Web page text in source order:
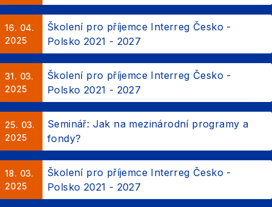
16. 04.
2025
Školení pro příjemce Interreg Česko -
Polsko 2021 - 2027
31. 03.
2025
Školení pro příjemce Interreg Česko -
Polsko 2021 - 2027
25. 03.
2025
Seminář: Jak na mezinárodní programy a
fondy?
18. 03.
2025
Školení pro příjemce Interreg Česko -
Polsko 2021 - 2027